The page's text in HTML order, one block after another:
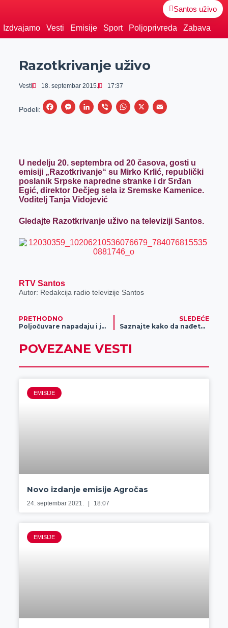
Santos uživo
Izdvajamo Vesti Emisije Sport Poljoprivreda Zabava
Razotkrivanje uživo
Vesti 18. septembar 2015. 17:37
Podeli:
F
b
o
o
M
e
n
g
r
L
e
d
I
V
r
W
s
A
p
X
E
l
U nedelju 20. septembra od 20 časova, gosti u
emisiji „Razotkrivanje“ su Mirko Krlić, republički
poslanik Srpske napredne stranke i dr Srđan
Egić, direktor Dečjeg sela iz Sremske Kamenice.
Voditelj Tanja Vidojević
Gledajte Razotkrivanje uživo na televiziji Santos.
RTV Santos
Autor: Redakcija radio televizije Santos
PRETHODNO
Poljočuvare napadaju i jure vilama
SLEDEĆE
Saznajte kako da nađete posao u Aviv parku u Zrenjaninu
POVEZANE VESTI
EMISIJE
Novo izdanje emisije Agročas
24. septembar 2021. 18:07
EMISIJE